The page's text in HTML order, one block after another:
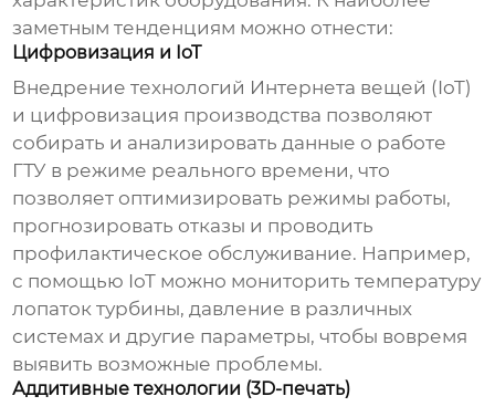
заметным тенденциям можно отнести:
Цифровизация и IoT
Внедрение технологий Интернета вещей (IoT)
и цифровизация производства позволяют
собирать и анализировать данные о работе
ГТУ в режиме реального времени, что
позволяет оптимизировать режимы работы,
прогнозировать отказы и проводить
профилактическое обслуживание. Например,
с помощью IoT можно мониторить температуру
лопаток турбины, давление в различных
системах и другие параметры, чтобы вовремя
выявить возможные проблемы.
Аддитивные технологии (3D-печать)